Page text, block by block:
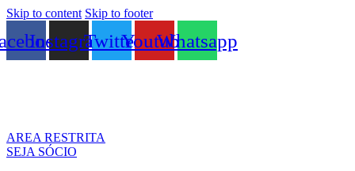
Skip to content Skip to footer
InstagramTwitterYoutubeWhatsapp
AREA RESTRITA
SEJA SÓCIO